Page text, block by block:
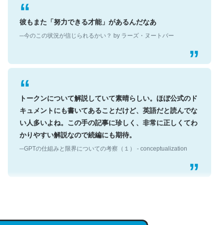
彼もまた「努力できる才能」があるんだなあ
トークンについて解説していて素晴らしい。ほぼ公式のド
キュメントにも書いてあることだけど、英語だと読んでな
い人多いよね。この手の記事に珍しく、非常に正しくてわ
かりやすい解説なので続編にも期待。
説してる記事が少ないので貴重な良記事。/続編来た